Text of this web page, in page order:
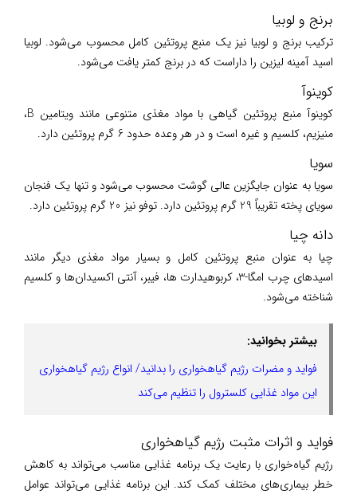
برنج و لوبیا
ترکیب برنج و لوبیا نیز یک منبع پروتئین کامل محسوب می‌شود. لوبیا
اسید آمینه لیزین را داراست که در برنج کمتر یافت می‌شود.
کوینوآ
کوینوآ منبع پروتئین گیاهی با مواد مغذی متنوعی مانند ویتامین B،
منیزیم، کلسیم و غیره است و در هر وعده حدود 6 گرم پروتئین دارد.
سویا
سویا به عنوان جایگزین عالی گوشت محسوب می‌شود و تنها یک فنجان
سویای پخته تقریباً 29 گرم پروتئین دارد. توفو نیز 20 گرم پروتئین دارد.
دانه چیا
چیا به عنوان منبع پروتئین کامل و بسیار مواد مغذی دیگر مانند
اسیدهای چرب امگا-3، کربوهیدارت ها، فیبر، آنتی اکسیدان‌ها و کلسیم
شناخته می‌شود.
بیشتر بخوانید:
فواید و مضرات رژیم گیاهخواری را بدانید/ انواع رژیم گیاهخواری
این مواد غذایی کلسترول را تنظیم می‌کند
فواید و اثرات مثبت رژیم گیاهخواری
رژیم گیاه‌خواری با رعایت یک برنامه غذایی مناسب می‌تواند به کاهش
خطر بیماری‌های مختلف کمک کند. این برنامه غذایی می‌تواند عوامل